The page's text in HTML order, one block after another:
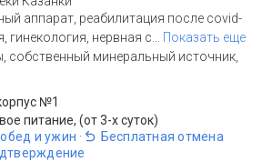
аппарат, реабилитация после covid-
гинекология, нервная с… Показать еще
собственный минеральный источник,
№1
питание, (от 3-х суток)
и ужин ·
Бесплатная отмена